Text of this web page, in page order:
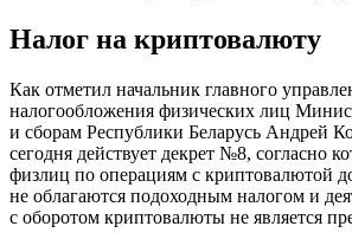
Налог на криптовалюту
Как отметил начальник главного
налогообложения физических лиц
и сборам Республики Беларусь Андрей
сегодня действует декрет №8, согласно
физлиц по операциям с криптовалютой
не облагаются подоходным налогом и
с оборотом криптовалюты не является